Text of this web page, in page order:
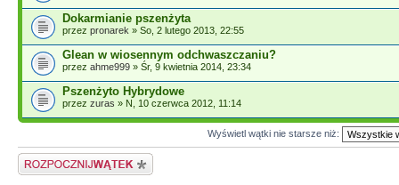
Dokarmianie pszenżyta
przez pronarek » So, 2 lutego 2013, 22:55
Glean w wiosennym odchwaszczaniu?
przez ahme999 » Śr, 9 kwietnia 2014, 23:34
Pszenżyto Hybrydowe
przez zuras » N, 10 czerwca 2012, 11:14
Wyświetl wątki nie starsze niż:
Napisz wątek